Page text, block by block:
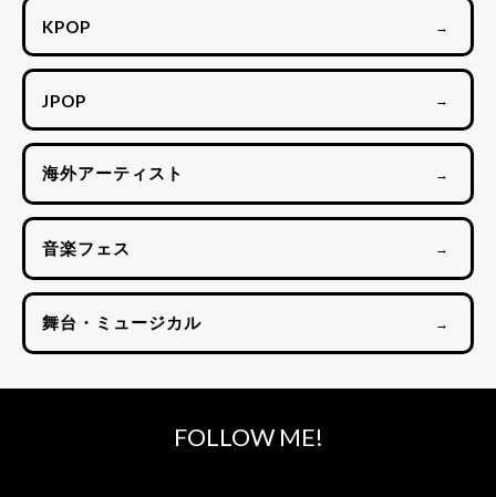
KPOP →
JPOP →
海外アーティスト →
音楽フェス →
舞台・ミュージカル →
FOLLOW ME!